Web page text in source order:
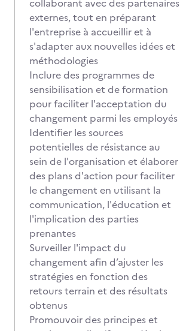
collaborant avec des partenaires
externes, tout en préparant
l'entreprise à accueillir et à
s'adapter aux nouvelles idées et
méthodologies
Inclure des programmes de
sensibilisation et de formation
pour faciliter l'acceptation du
changement parmi les employés
Identifier les sources
potentielles de résistance au
sein de l'organisation et élaborer
des plans d'action pour faciliter
le changement en utilisant la
communication, l'éducation et
l'implication des parties
prenantes
Surveiller l'impact du
changement afin d’ajuster les
stratégies en fonction des
retours terrain et des résultats
obtenus
Promouvoir des principes et